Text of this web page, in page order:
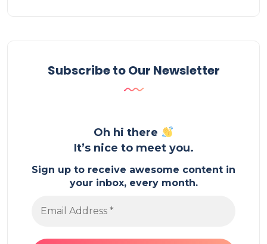
Subscribe to Our Newsletter
Oh hi there
It’s nice to meet you.
Sign up to receive awesome content in
your inbox, every month.